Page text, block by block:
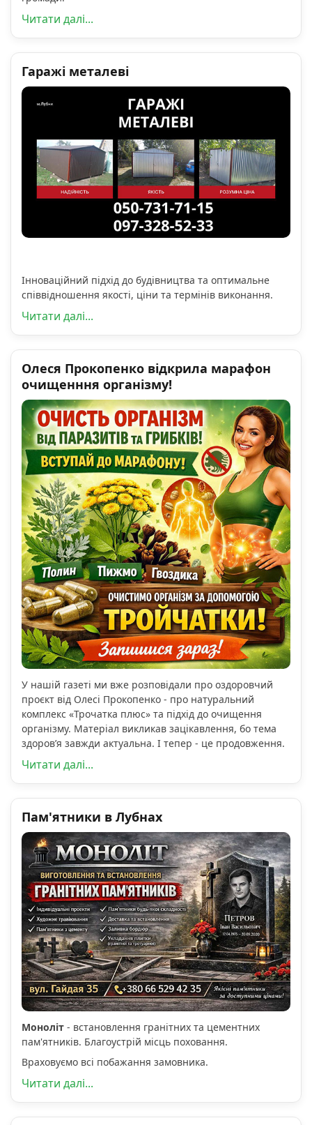
Читати далі...
Гаражі металеві
Інноваційний підхід до будівництва та оптимальне
співвідношення якості, ціни та термінів виконання.
Читати далі...
Олеся Прокопенко відкрила марафон
очищенння організму!
У нашій газеті ми вже розповідали про оздоровчий
проєкт від Олесі Прокопенко - про натуральний
комплекс «Трочатка плюс» та підхід до очищення
організму. Матеріал викликав зацікавлення, бо тема
здоров’я завжди актуальна. І тепер - це продовження.
Читати далі...
Пам'ятники в Лубнах
Моноліт - встановлення гранітних та цементних
пам'ятників. Благоустрій місць поховання.
Враховуємо всі побажання замовника.
Читати далі...